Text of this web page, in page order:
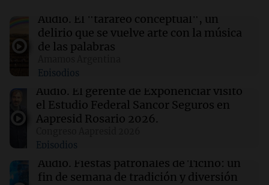
01:02 Mundo
Lionel Messi brilla con dos goles en la victoria
del Inter Miami ante Atlético de San Luis
00:53 Mundo
Hiroshima recuerda el 81° aniversario del
bombardeo atómico y critica la disuasión
nuclear
00:32 Clima
Clima en Salta: cómo estará el tiempo este
jueves 6 de agosto
Audio. El "tarareo conceptual", un
delirio que se vuelve arte con la música
de las palabras
Episodios
Audio. El gerente de Exponenciar visitó
el Estudio Federal Sancor Seguros en
Aapresid Rosario 2026.
Episodios
Audio. Fiestas patronales de Ticino: un
fin de semana de tradición y diversión